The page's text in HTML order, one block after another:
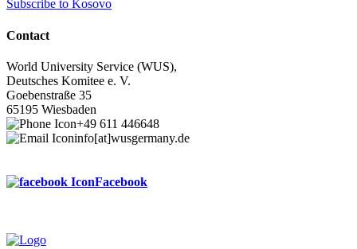
Subscribe to Kosovo
Contact
World University Service (WUS),
Deutsches Komitee e. V.
Goebenstraße 35
65195 Wiesbaden
+49 611 446648
info[at]wusgermany.de
Facebook